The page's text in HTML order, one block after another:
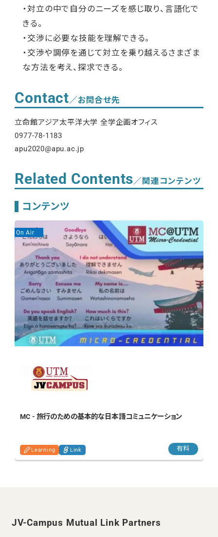
・対立の中で自分のニーズを感じ取り、言語化で
きる。
・交渉に必要な技能を理解できる。
・交渉や調停を通じて対立を乗り越えるさまざま
な方法を考え、探求できる。
Contact／お問合せ先
立命館アジア太平洋大学 全学企画オフィス
0977-78-1183
apu2020@apu.ac.jp
Related Contents／関連コンテンツ
コンテンツ
MC - 旅行のための基本的な日本語コミュニケーション
Learning Link 有料
On Air
JV-Campus Mutual Link Partners